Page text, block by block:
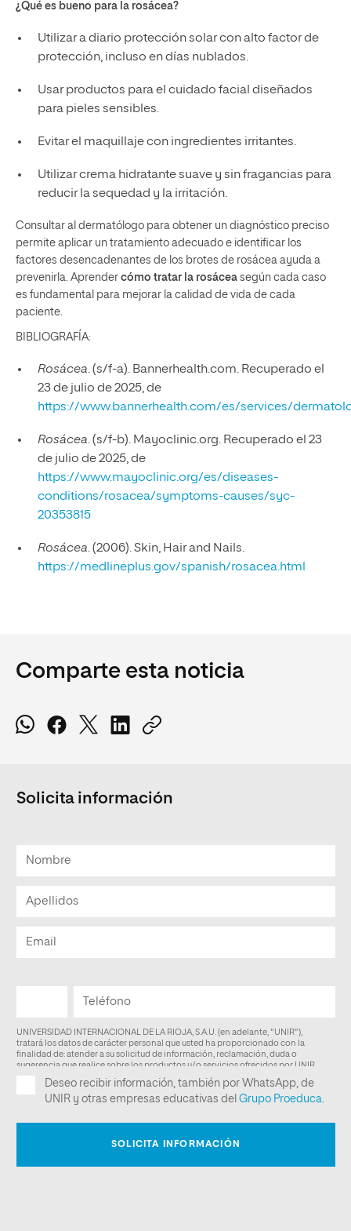
¿Qué es bueno para la rosácea?
Utilizar a diario protección solar con alto factor de
protección, incluso en días nublados.
Usar productos para el cuidado facial diseñados
para pieles sensibles.
Evitar el maquillaje con ingredientes irritantes.
Utilizar crema hidratante suave y sin fragancias para
reducir la sequedad y la irritación.
Consultar al dermatólogo para obtener un diagnóstico preciso
permite aplicar un tratamiento adecuado e identificar los
factores desencadenantes de los brotes de rosácea ayuda a
prevenirla. Aprender cómo tratar la rosácea según cada caso
es fundamental para mejorar la calidad de vida de cada
paciente.
BIBLIOGRAFÍA:
Rosácea. (s/f-a). Bannerhealth.com. Recuperado el
23 de julio de 2025, de
https://www.bannerhealth.com/es/services/
Rosácea. (s/f-b). Mayoclinic.org. Recuperado el 23
de julio de 2025, de
https://www.mayoclinic.org/es/diseases-
conditions/rosacea/symptoms-causes/syc-
20353815
Rosácea. (2006). Skin, Hair and Nails.
https://medlineplus.gov/spanish/rosacea.html
Comparte esta noticia
Solicita información